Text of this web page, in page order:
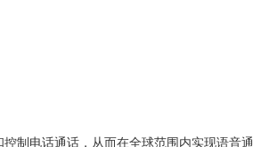
制电话通话，从而在全球范围内实现语音通